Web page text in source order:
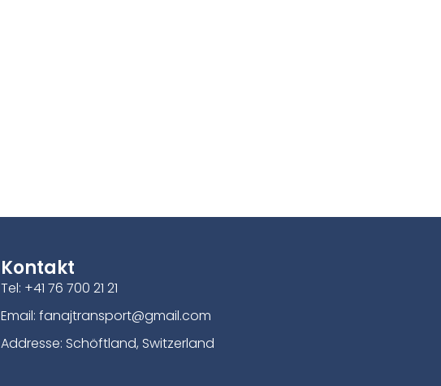
Kontakt
Tel: +41 76 700 21 21
Email: fanajtransport@gmail.com
Addresse: Schöftland, Switzerland